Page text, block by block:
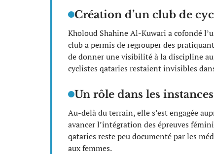
Création d’un club de
Kholoud Shahine Al-Kuwari a cofondé
club a permis de regrouper des
de donner une visibilité à la discipline
cyclistes qataries restaient invisibles
Un rôle dans les
Au-delà du terrain, elle s’est engagée
avancer l’intégration des épreuves
qataries reste peu documenté par les
aux femmes.